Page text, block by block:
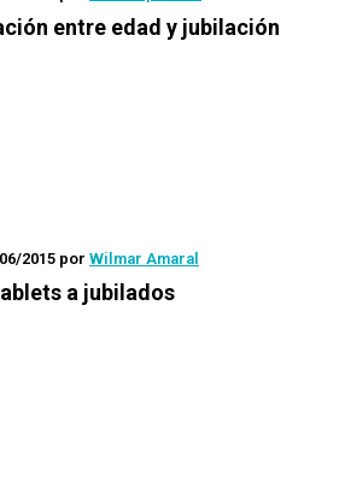
entre edad y jubilación
2015 por Wilmar Amaral
a jubilados